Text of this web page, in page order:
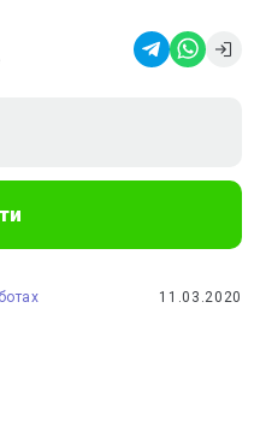
11.03.2020